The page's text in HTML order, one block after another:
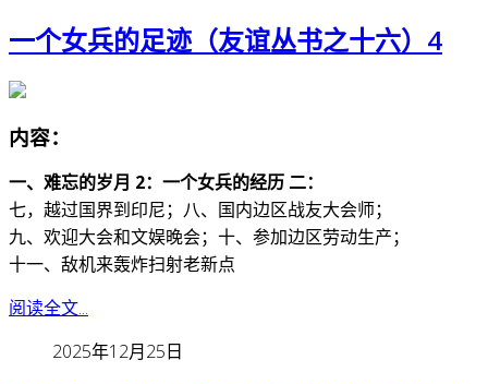
一个女兵的足迹（友谊丛书之十六）4
内容：
一、难忘的岁月 2：一个女兵的经历 二：
七，越过国界到印尼；八、国内边区战友大会师；
九、欢迎大会和文娱晚会；十、参加边区劳动生产；
十一、敌机来轰炸扫射老新点
阅读全文...
2025年12月25日